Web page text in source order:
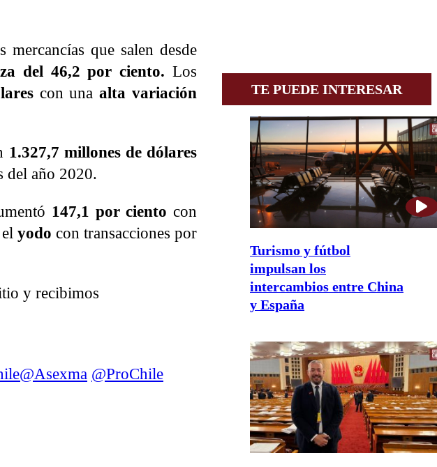
mercancías que salen desde
del 46,2 por ciento. Los
con unaalta variación
1.327,7 millones de dólares
del año 2020.
147,1 por ciento con
yodo con transacciones por
y recibimos
@Asexma @ProChile
TE PUEDE INTERESAR
Turismo y fútbol
impulsan los
intercambios entre China
y España